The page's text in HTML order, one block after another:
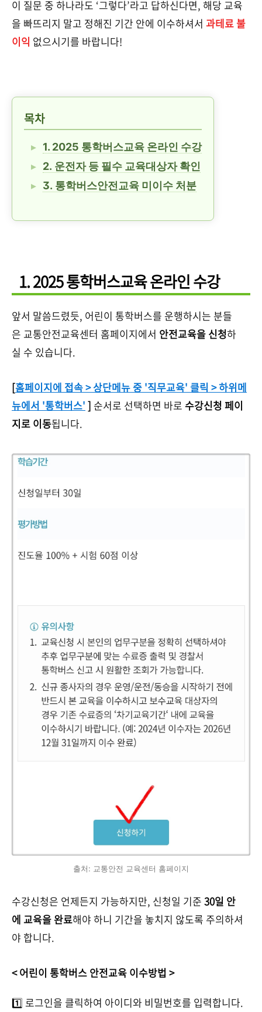
이 질문 중 하나라도 ‘그렇다’라고 답하신다면, 해당 교육
을 빠뜨리지 말고 정해진 기간 안에 이수하셔서 과테료 불
이익 없으시기를 바랍니다!
목차
1. 2025 통학버스교육 온라인 수강
2. 운전자 등 필수 교육대상자 확인
3. 통학버스안전교육 미이수 처분
1. 2025 통학버스교육 온라인 수강
앞서 말씀드렸듯, 어린이 통학버스를 운행하시는 분들
은 교통안전교육센터 홈페이지에서 안전교육을 신청하
실 수 있습니다.
[홈페이지에 접속 > 상단메뉴 중 '직무교육' 클릭 > 하위메
뉴에서 '통학버스' ] 순서로 선택하면 바로 수강신청 페이
지로 이동됩니다.
출처: 교통안전 교육센터 홈페이지
수강신청은 언제든지 가능하지만, 신청일 기준 30일 안
에 교육을 완료해야 하니 기간을 놓치지 않도록 주의하셔
야 합니다.
< 어린이 통학버스 안전교육 이수방법 >
1️⃣ 로그인을 클릭하여 아이디와 비밀번호를 입력합니다.